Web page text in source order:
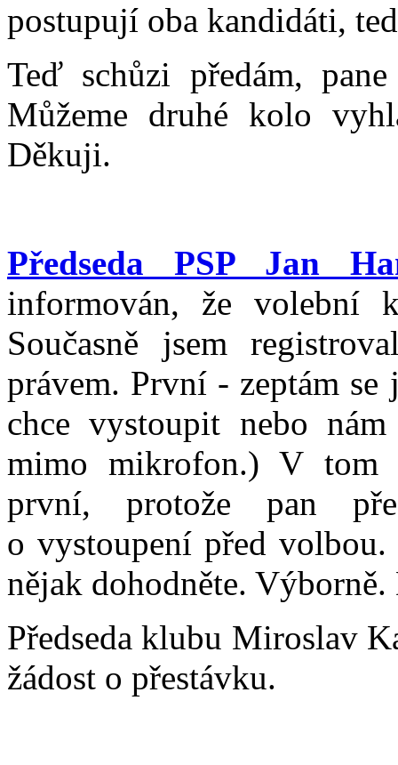
postupují oba kandidáti,
Teď schůzi předám,
Můžeme druhé kolo
Děkuji.
Předseda PSP Jan
informován, že volební
Současně jsem
právem. První - zeptám se
chce vystoupit nebo
mimo mikrofon.) V tom
první, protože pan
o vystoupení před volbou.
nějak dohodněte.
Předseda klubu Miroslav
žádost o přestávku.